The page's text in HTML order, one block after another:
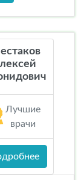
Лучшие
врачи